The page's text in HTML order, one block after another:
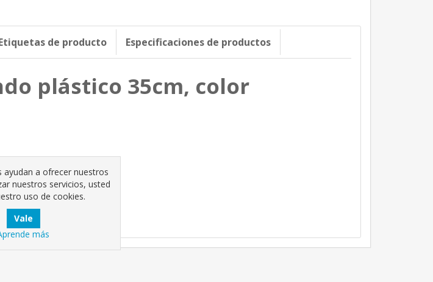
de producto Especificaciones de productos
plástico 35cm, color
ayudan a ofrecer nuestros
nuestros servicios, usted
uso de cookies.
más